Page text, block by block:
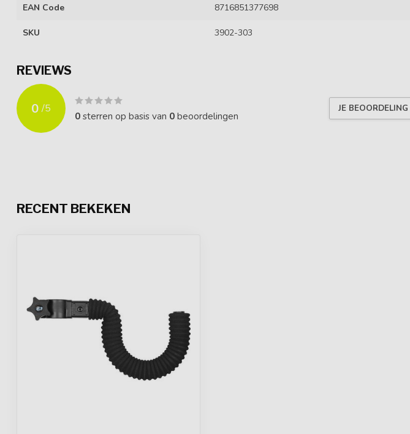
EAN Code 8716851377698
SKU 3902-303
REVIEWS
0 /5
0sterren op basis van 0beoordelingen
JE
RECENT BEKEKEN